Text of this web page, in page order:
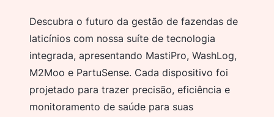
Descubra o futuro da gestão de fazendas de
laticínios com nossa suíte de tecnologia
integrada, apresentando MastiPro, WashLog,
M2Moo e PartuSense. Cada dispositivo foi
projetado para trazer precisão, eficiência e
monitoramento de saúde para suas